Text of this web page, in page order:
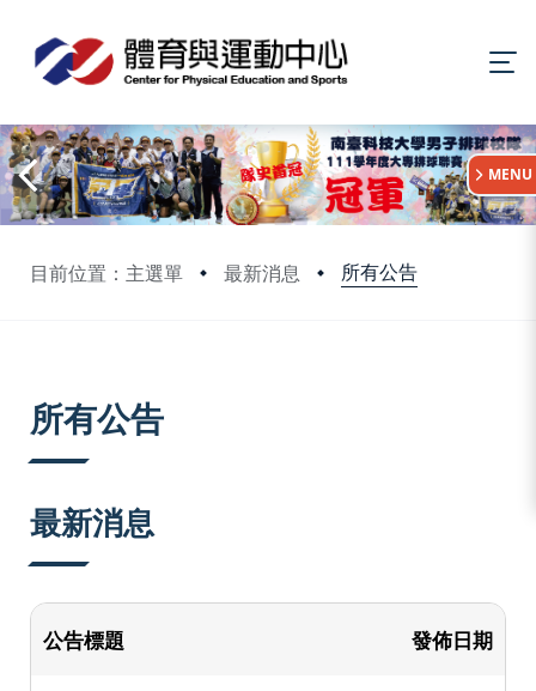
目前位置：主選單 最新消息 所有公告
:::
MENU
所有公告
最新消息
公告標題 發佈日期